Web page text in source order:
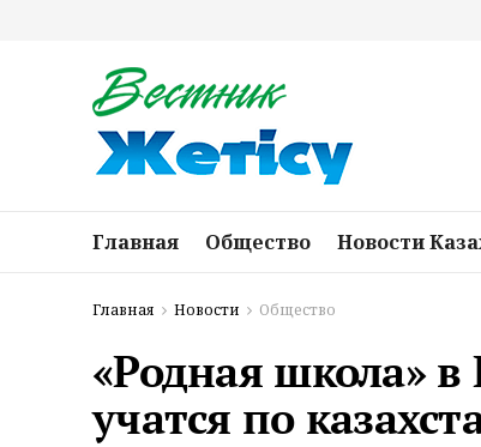
Главная Общество Новости
Главная Новости Общество
«Родная школа» в
учатся по